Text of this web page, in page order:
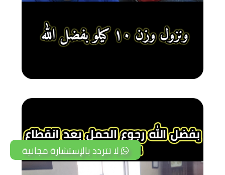
لا تتردد بالإستشارة مجانية